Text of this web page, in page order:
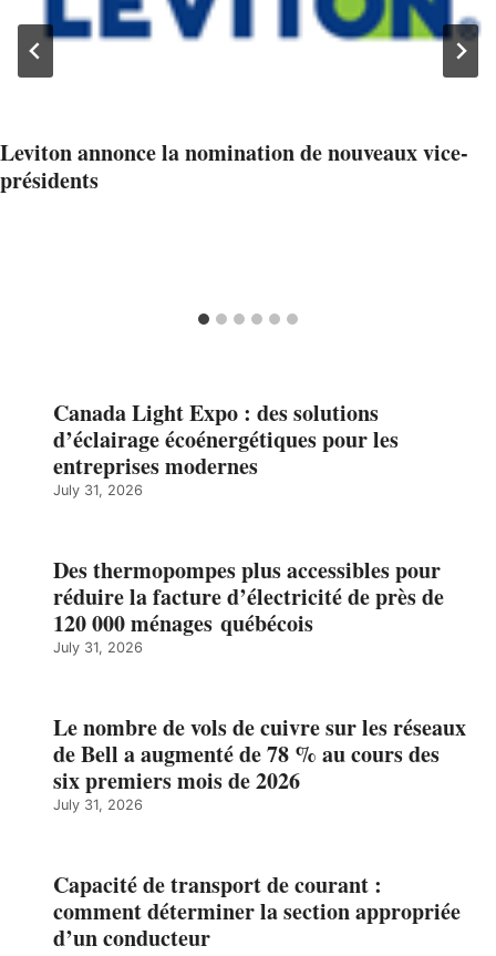
Leviton annonce la nomination de nouveaux vice-
présidents
Canada Light Expo : des solutions
d’éclairage écoénergétiques pour les
entreprises modernes
July 31, 2026
Des thermopompes plus accessibles pour
réduire la facture d’électricité de près de
120 000 ménages québécois
July 31, 2026
Le nombre de vols de cuivre sur les réseaux
de Bell a augmenté de 78 % au cours des
six premiers mois de 2026
July 31, 2026
Capacité de transport de courant :
comment déterminer la section appropriée
d’un conducteur